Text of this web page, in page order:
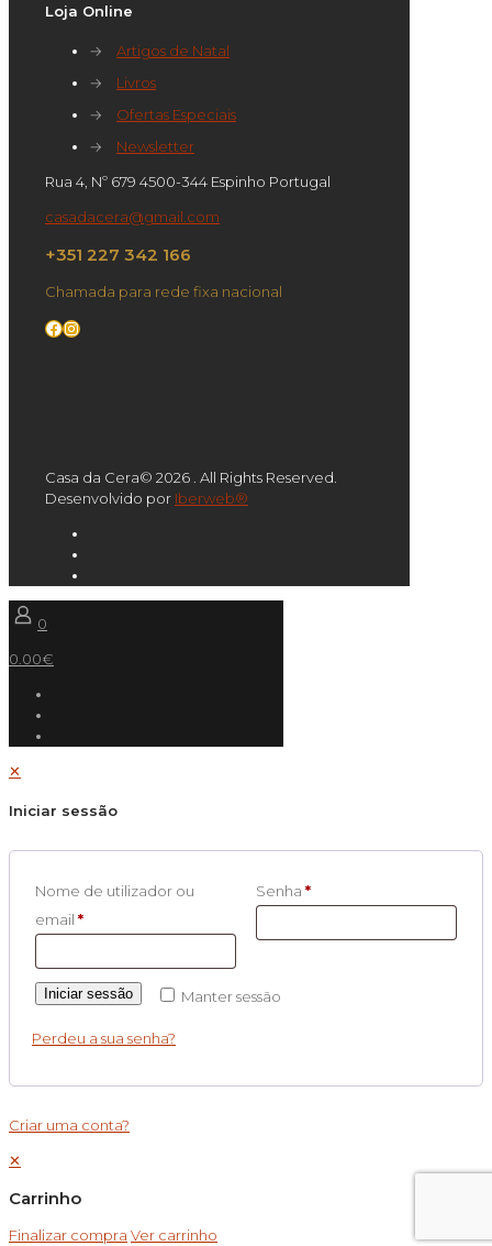
Loja Online
→
Artigos de Natal
→
Livros
→
Ofertas Especiais
→
Newsletter
Rua 4, Nº 679 4500-344 Espinho Portugal
casadacera@gmail.com
+351 227 342 166
Chamada para rede fixa nacional
Facebook
Instagram
Casa da Cera© 2026 . All Rights Reserved.
Desenvolvido por Iberweb®
0
0.00€
✕
Iniciar sessão
Nome de utilizador ou
email *
Senha *
Manter sessão
Iniciar sessão
Perdeu a sua senha?
Criar uma conta?
✕
Carrinho
Finalizar compra Ver carrinho